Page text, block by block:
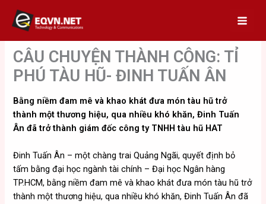
content
CÂU CHUYỆN THÀNH CÔNG: TỈ
PHÚ TÀU HŨ- ĐINH TUẤN ÂN
Bằng niềm đam mê và khao khát đưa món tàu hũ trở
thành một thương hiệu, qua nhiều khó khăn, Đinh Tuấn
Ân đã trở thành giám đốc công ty TNHH tàu hũ HAT
Đinh Tuấn Ân – một chàng trai Quảng Ngãi, quyết định bỏ
tấm bằng đại học ngành tài chính – Đại học Ngân hàng
TP.HCM, bằng niềm đam mê và khao khát đưa món tàu hũ trở
thành một thương hiệu, qua nhiều khó khăn, Đinh Tuấn Ân đã